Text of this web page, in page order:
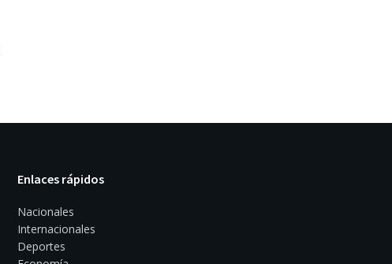
Enlaces rápidos
Nacionales
Internacionales
Deportes